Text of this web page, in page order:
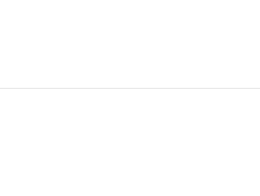
dat je de mokken naar wens hebt ontvangen. Heel